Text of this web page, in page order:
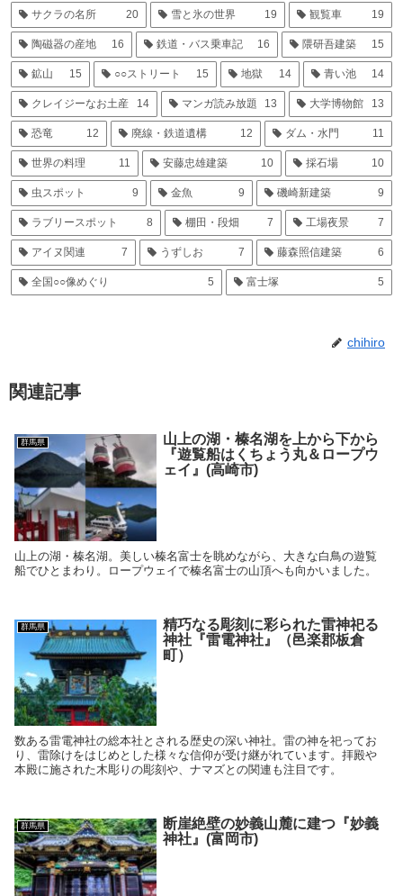
サクラの名所 20 雪と氷の世界 19 観覧車 19
陶磁器の産地 16 鉄道・バス乗車記 16 隈研吾建築 15
鉱山 15 ○○ストリート 15 地獄 14 青い池 14
クレイジーなお土産 14 マンガ読み放題 13 大学博物館 13
恐竜 12 廃線・鉄道遺構 12 ダム・水門 11
世界の料理 11 安藤忠雄建築 10 採石場 10
虫スポット 9 金魚 9 磯崎新建築 9
ラブリースポット 8 棚田・段畑 7 工場夜景 7
アイヌ関連 7 うずしお 7 藤森照信建築 6
全国○○像めぐり 5 富士塚 5
chihiro
関連記事
群馬県
山上の湖・榛名湖を上から下から
『遊覧船はくちょう丸＆ロープウ
ェイ』(高崎市)
山上の湖・榛名湖。美しい榛名富士を眺めながら、大きな白鳥の遊覧
船でひとまわり。ロープウェイで榛名富士の山頂へも向かいました。
群馬県
精巧なる彫刻に彩られた雷神祀る
神社『雷電神社』（邑楽郡板倉
町）
数ある雷電神社の総本社とされる歴史の深い神社。雷の神を祀ってお
り、雷除けをはじめとした様々な信仰が受け継がれています。拝殿や
本殿に施された木彫りの彫刻や、ナマズとの関連も注目です。
群馬県
断崖絶壁の妙義山麓に建つ『妙義
神社』(富岡市)